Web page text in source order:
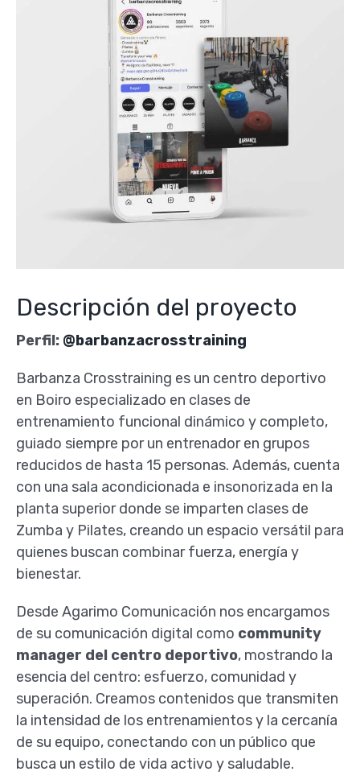
Descripción del proyecto
Perfil: @barbanzacrosstraining
Barbanza Crosstraining es un centro deportivo
en Boiro especializado en clases de
entrenamiento funcional dinámico y completo,
guiado siempre por un entrenador en grupos
reducidos de hasta 15 personas. Además, cuenta
con una sala acondicionada e insonorizada en la
planta superior donde se imparten clases de
Zumba y Pilates, creando un espacio versátil para
quienes buscan combinar fuerza, energía y
bienestar.
Desde Agarimo Comunicación nos encargamos
de su comunicación digital como community
manager del centro deportivo, mostrando la
esencia del centro: esfuerzo, comunidad y
superación. Creamos contenidos que transmiten
la intensidad de los entrenamientos y la cercanía
de su equipo, conectando con un público que
busca un estilo de vida activo y saludable.